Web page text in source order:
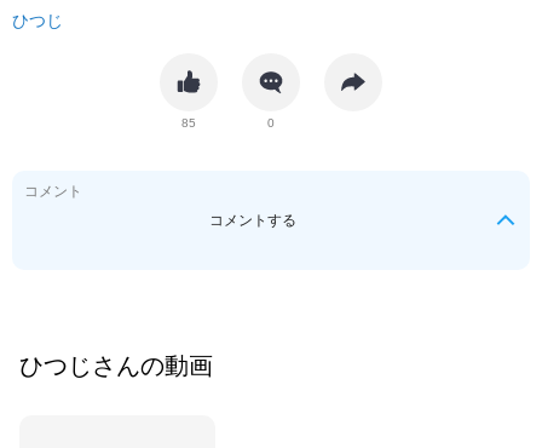
ひつじ
85 0
コメント
コメントする
ひつじ さんの動画